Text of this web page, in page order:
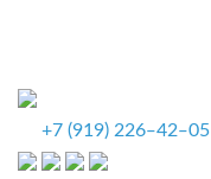
+7 (919) 226‒42‒05